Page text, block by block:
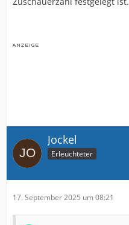
Jockel
Erleuchteter
17. September 2025 um 08:21